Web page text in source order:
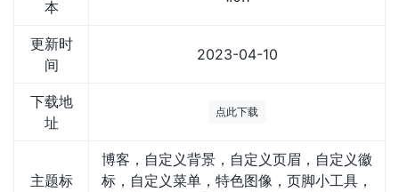
本
更新时
间
2023-04-10
下载地
址
点此下载
主题标
博客，自定义背景，自定义页眉，自定义徽
标，自定义菜单，特色图像，页脚小工具，